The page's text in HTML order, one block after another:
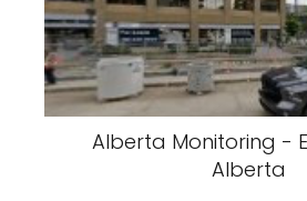
Alberta Monitoring -
Alberta